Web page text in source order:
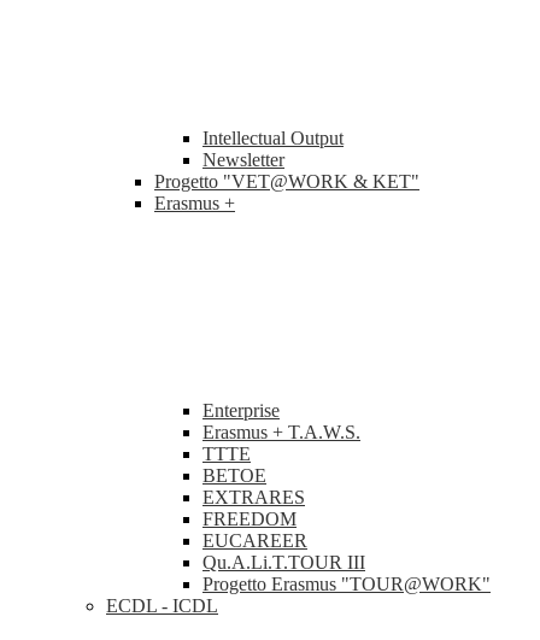
Intellectual Output
Newsletter
Progetto "VET@WORK & KET"
Erasmus +
Enterprise
Erasmus + T.A.W.S.
TTTE
BETOE
EXTRARES
FREEDOM
EUCAREER
Qu.A.Li.T.TOUR III
Progetto Erasmus "TOUR@WORK"
ECDL - ICDL